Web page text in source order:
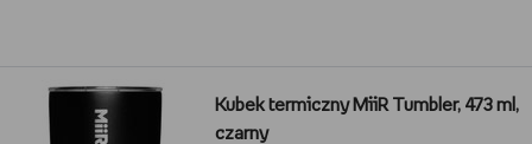
Kubek termiczny MiiR Tumbler, 473 ml,
czarny